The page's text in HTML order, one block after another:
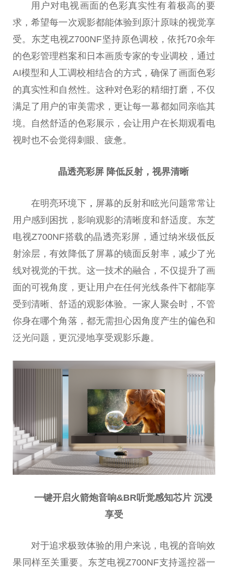
用户对电视画面的色彩真实性有着极高的要
求，希望每一次观影都能体验到原汁原味的视觉享
受。东芝电视Z700NF坚持原色调校，依托70余年
的色彩管理档案和日本画质专家的专业调校，通过
AI模型和人工调校相结合的方式，确保了画面色彩
的真实性和自然性。这种对色彩的精细打磨，不仅
满足了用户的审美需求，更让每一幕都如同亲临其
境。自然舒适的色彩展示，会让用户在长期观看电
视时也不会觉得刺眼、疲惫。
晶透亮彩屏 降低反射，视界清晰
在明亮环境下， 屏幕的反射和眩光问题常常让
用户感到困扰，影响观影的清晰度和舒适度。东芝
电视Z700NF搭载的晶透亮彩屏，通过纳米级低反
射涂层，有效降低了屏幕的镜面反射率，减少了光
线对视觉的干扰。这一技术的融合，不仅提升了画
面的可视角度，更让用户在任何光线条件下都能享
受到清晰、舒适的观影体验。一家人聚会时，不管
你身在哪个角落，都无需担心因角度产生的偏色和
泛光问题，更沉浸地享受观影乐趣。
一键开启火箭炮音响&BR听觉感知芯片 沉浸
享受
对于追求极致体验的用户来说，电视的音响效
果同样至关重要。东芝电视Z700NF支持遥控器一